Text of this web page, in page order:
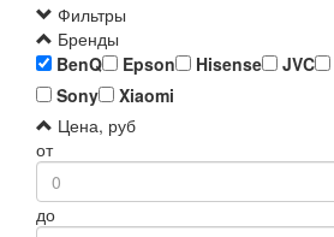
Фильтры
Бренды
BenQ
Epson Hisense JVC
Sony
Xiaomi
Цена, руб
от
до